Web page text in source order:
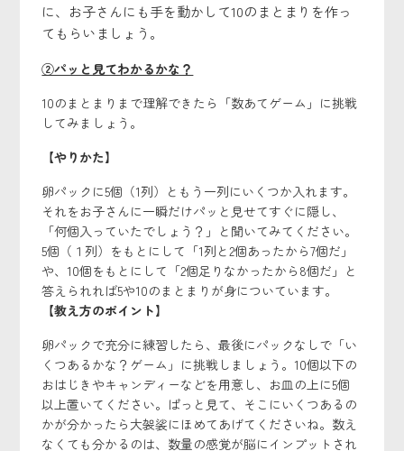
に、お子さんにも手を動かして10のまとまりを作っ
てもらいましょう。
②パッと見てわかるかな？
10のまとまりまで理解できたら「数あてゲーム」に挑戦
してみましょう。
【やりかた】
卵パックに5個（1列）ともう一列にいくつか入れます。
それをお子さんに一瞬だけパッと見せてすぐに隠し、
「何個入っていたでしょう？」と聞いてみてください。
5個（１列）をもとにして「1列と2個あったから7個だ」
や、10個をもとにして「2個足りなかったから8個だ」と
答えられれば5や10のまとまりが身についています。
【教え方のポイント】
卵パックで充分に練習したら、最後にパックなしで「い
くつあるかな？ゲーム」に挑戦しましょう。10個以下の
おはじきやキャンディーなどを用意し、お皿の上に5個
以上置いてください。ぱっと見て、そこにいくつあるの
かが分かったら大袈裟にほめてあげてくださいね。数え
なくても分かるのは、数量の感覚が脳にインプットされ